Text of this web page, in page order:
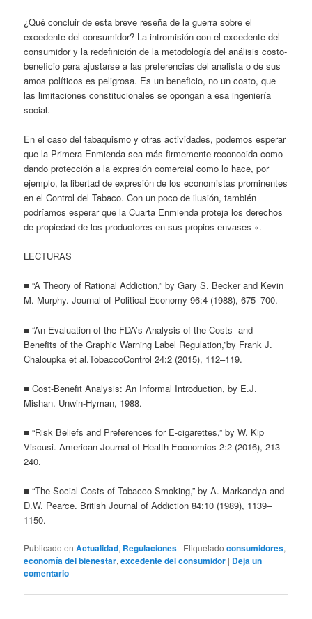
¿Qué concluir de esta breve reseña de la guerra sobre el
excedente del consumidor? La intromisión con el excedente del
consumidor y la redefinición de la metodología del análisis costo-
beneficio para ajustarse a las preferencias del analista o de sus
amos políticos es peligrosa. Es un beneficio, no un costo, que
las limitaciones constitucionales se opongan a esa ingeniería
social.
En el caso del tabaquismo y otras actividades, podemos esperar
que la Primera Enmienda sea más firmemente reconocida como
dando protección a la expresión comercial como lo hace, por
ejemplo, la libertad de expresión de los economistas prominentes
en el Control del Tabaco. Con un poco de ilusión, también
podríamos esperar que la Cuarta Enmienda proteja los derechos
de propiedad de los productores en sus propios envases «.
LECTURAS
■ “A Theory of Rational Addiction,” by Gary S. Becker and Kevin
M. Murphy. Journal of Political Economy 96:4 (1988), 675–700.
■ “An Evaluation of the FDA’s Analysis of the Costs and
Benefits of the Graphic Warning Label Regulation,”by Frank J.
Chaloupka et al.TobaccoControl 24:2 (2015), 112–119.
■ Cost-Benefit Analysis: An Informal Introduction, by E.J.
Mishan. Unwin-Hyman, 1988.
■ “Risk Beliefs and Preferences for E-cigarettes,” by W. Kip
Viscusi. American Journal of Health Economics 2:2 (2016), 213–
240.
■ “The Social Costs of Tobacco Smoking,” by A. Markandya and
D.W. Pearce. British Journal of Addiction 84:10 (1989), 1139–
1150.
Publicado en Actualidad, Regulaciones | Etiquetado consumidores,
economía del bienestar,excedente del consumidor | Deja un
comentario